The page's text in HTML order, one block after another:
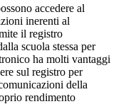
accedere al
inerenti al
il registro
scuola stessa per
ha molti vantaggi
sul registro per
della
rendimento